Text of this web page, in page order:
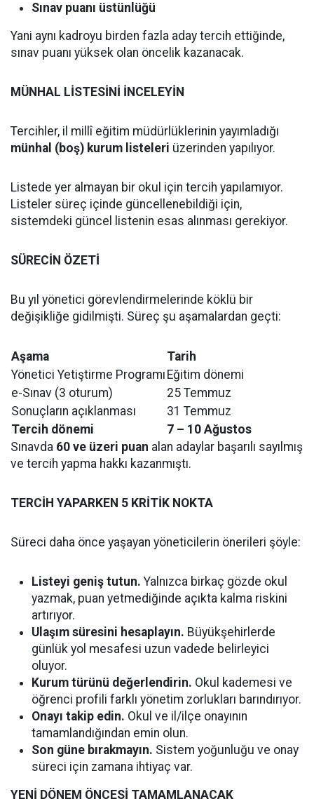
Sınav puanı üstünlüğü
Yani aynı kadroyu birden fazla aday tercih ettiğinde,
sınav puanı yüksek olan öncelik kazanacak.
MÜNHAL LİSTESİNİ İNCELEYİN
Tercihler, il millî eğitim müdürlüklerinin yayımladığı
münhal (boş) kurum listeleri üzerinden yapılıyor.
Listede yer almayan bir okul için tercih yapılamıyor.
Listeler süreç içinde güncellenebildiği için,
sistemdeki güncel listenin esas alınması gerekiyor.
SÜRECİN ÖZETİ
Bu yıl yönetici görevlendirmelerinde köklü bir
değişikliğe gidilmişti. Süreç şu aşamalardan geçti:
Aşama
Tarih
Yönetici Yetiştirme Programı Eğitim dönemi
e-Sınav (3 oturum)
25 Temmuz
Sonuçların açıklanması
31 Temmuz
Tercih dönemi
7 – 10 Ağustos
Sınavda 60 ve üzeri puan alan adaylar başarılı sayılmış
ve tercih yapma hakkı kazanmıştı.
TERCİH YAPARKEN 5 KRİTİK NOKTA
Süreci daha önce yaşayan yöneticilerin önerileri şöyle:
Listeyi geniş tutun. Yalnızca birkaç gözde okul
yazmak, puan yetmediğinde açıkta kalma riskini
artırıyor.
Ulaşım süresini hesaplayın. Büyükşehirlerde
günlük yol mesafesi uzun vadede belirleyici
oluyor.
Kurum türünü değerlendirin. Okul kademesi ve
öğrenci profili farklı yönetim zorlukları barındırıyor.
Onayı takip edin. Okul ve il/ilçe onayının
tamamlandığından emin olun.
Son güne bırakmayın. Sistem yoğunluğu ve onay
süreci için zamana ihtiyaç var.
YENİ DÖNEM ÖNCESİ TAMAMLANACAK